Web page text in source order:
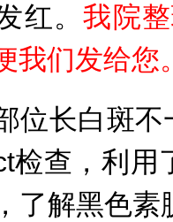
红。我院
我们发给您。
长白斑不一
检查，利用
了解黑色素